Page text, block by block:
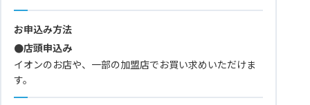
お申込み方法
●店頭申込み
イオンのお店や、一部の加盟店でお買い求めいただけま
す。